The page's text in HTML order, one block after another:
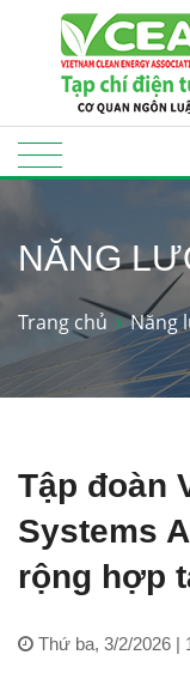
NĂNG
Trang chủ Năng
Tập đoàn
Systems
rộng hợp
Thứ ba, 3/2/2026 |